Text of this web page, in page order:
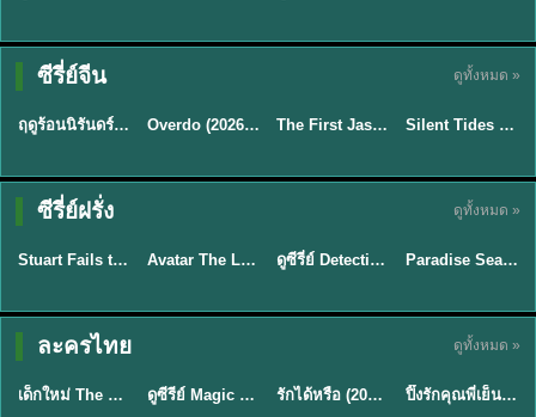
ซีรี่ย์จีน ดูทั้งหมด »
★8.8
พากย์ไทย
ฤดูร้อนนิรันดร์ (2026) Never-Ending Summer พากย์ไทย EP.1-29 Overdo (2026) รักเกินแค้น พากย์ไทย ซับไทย EP1-33 (จบ) ★9.7 EP.40
Sub EP. 40 | TH
The First Jasmine ชายาเคียงหทัย (2026) พากย์ไทย EP.1-40 ★9.5
พากย์ไทย
Silent Tides คลื่นลมลวง (2025) พากย์ไทย ซับไทย EP.1-31
ซีรี่ย์ฝรั่ง ดูทั้งหมด »
★8.8 EP.2
พากย์ไทย
TH EP. 2
Stuart Fails to Save the Universe (2026) สจ๊วตล่มแผนกู้จักรวาล พากย์ไทย EP1-10 ★7.8 EP.7Avatar The Last Airbender 2 เณรน้อยเจ้าอภินิหาร พากย์ไทย EP.9ดูซีรี่ย์ Detective Hole (2026) พากย์ไทย HD ฟรี อัปเดตล่าสุด Netflix EP.8
พากย์ไทย
Paradise Season 2 (2026) พากย์ไทย EP1-8 ดูซีรี่ย์ฝรั่ง HD ครบทุกตอน
ละครไทย ดูทั้งหมด »
★ 8 EP.6
พากย์ไทย
เด็กใหม่ The Reset 2026 EP1-6 พากย์ไทย ดูซีรี่ย์ Netflix ล่าสุด HD ดูซีรีย์ Magic Move (2026) ทำนายทายรัก Thai EP.1-10 HD รักได้หรือ (2026) YOUNG Let's Begin Again พากย์ไทย EP.1-19 ★8
พากย์ไทย
ปิ๊งรักคุณพี่เย็นชา (2026) Frozen Valentine EP.1-10 (จบ)